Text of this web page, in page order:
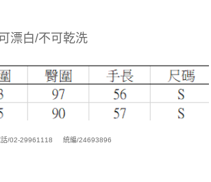
漂白/不可乾洗
話/02-29961118 統編/24693896